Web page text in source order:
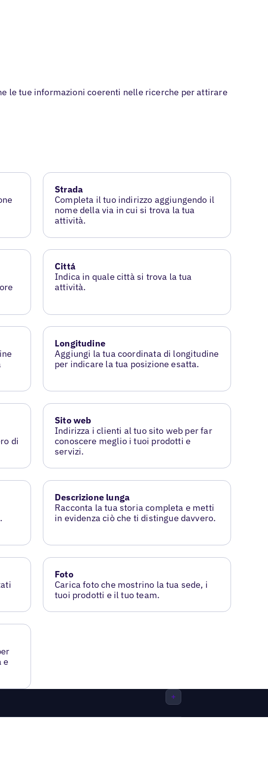
le tue informazioni coerenti nelle ricerche per attirare
Strada
Completa il tuo indirizzo aggiungendo il
nome della via in cui si trova la tua
attività.
Cittá
Indica in quale città si trova la tua
attività.
Longitudine
Aggiungi la tua coordinata di longitudine
per indicare la tua posizione esatta.
di
Sito web
Indirizza i clienti al tuo sito web per far
conoscere meglio i tuoi prodotti e
servizi.
Descrizione lunga
Racconta la tua storia completa e metti
in evidenza ciò che ti distingue davvero.
Foto
Carica foto che mostrino la tua sede, i
tuoi prodotti e il tuo team.
e